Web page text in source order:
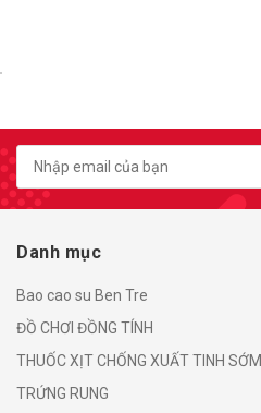
Danh mục
Bao cao su Ben Tre
ĐỒ CHƠI ĐỒNG TÍNH
THUỐC XỊT CHỐNG XUẤT TINH SỚM
TRỨNG RUNG